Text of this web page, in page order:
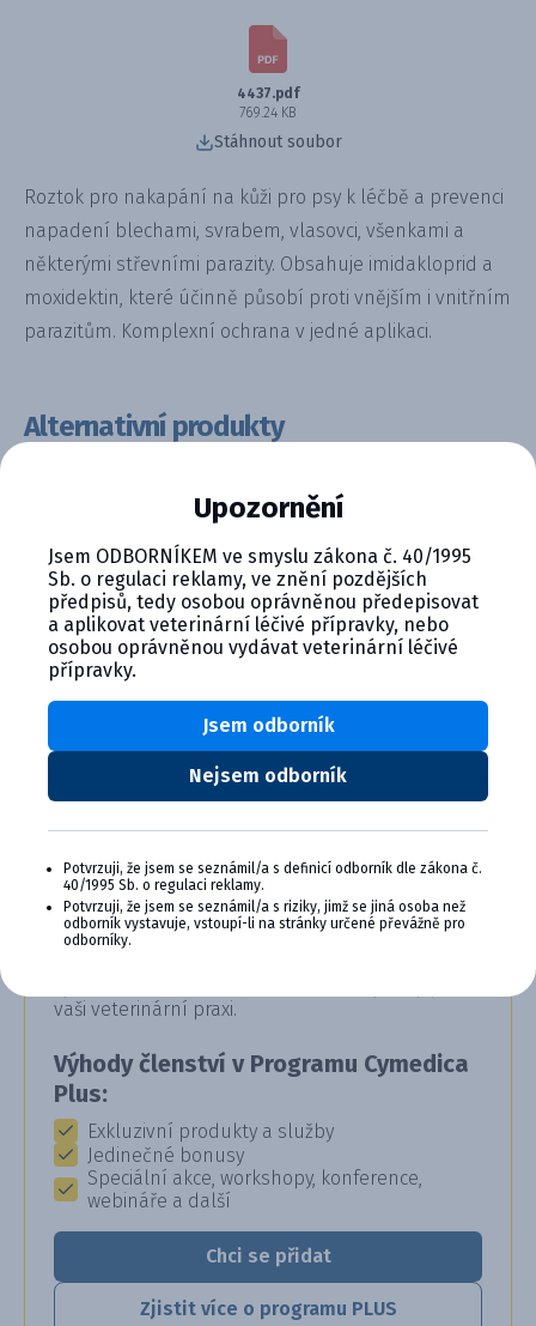
4437.pdf
769.24 KB
Stáhnout soubor
Roztok pro nakapání na kůži pro psy k léčbě a prevenci
napadení blechami, svrabem, vlasovci, všenkami a
některými střevními parazity. Obsahuje imidakloprid a
moxidektin, které účinně působí proti vnějším i vnitřním
parazitům. Komplexní ochrana v jedné aplikaci.
Alternativní produkty
Ataxxa 1250 mg/250 mg, roztok ...
Detail produktu
CYMEDICA PLUS: VĚRNOST, KTERÁ
SE VYPLÁCÍ
vaši veterinární praxi.
Výhody členství v Programu Cymedica
Plus:
Exkluzivní produkty a služby
Jedinečné bonusy
Speciální akce, workshopy, konference,
webináře a další
Chci se přidat
Zjistit více o programu PLUS
Upozornění
Jsem ODBORNÍKEM ve smyslu zákona č. 40/1995
Sb. o regulaci reklamy, ve znění pozdějších
předpisů, tedy osobou oprávněnou předepisovat
a aplikovat veterinární léčivé přípravky, nebo
osobou oprávněnou vydávat veterinární léčivé
přípravky.
Nejsem odborník
Jsem odborník
Potvrzuji, že jsem se seznámil/a s definicí odborník dle zákona č.
40/1995 Sb. o regulaci reklamy.
Potvrzuji, že jsem se seznámil/a s riziky, jimž se jiná osoba než
odborník vystavuje, vstoupí-li na stránky určené převážně pro
odborníky.